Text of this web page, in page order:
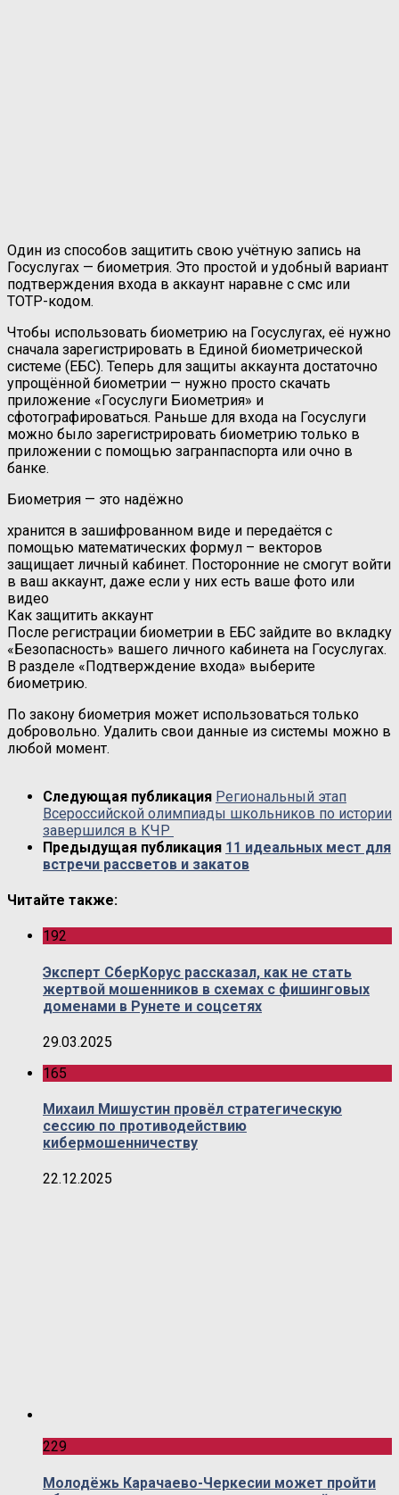
Один из способов защитить свою учётную запись на
Госуслугах — биометрия. Это простой и удобный вариант
подтверждения входа в аккаунт наравне с смс или
TOTP-кодом.
Чтобы использовать биометрию на Госуслугах, её нужно
сначала зарегистрировать в Единой биометрической
системе (ЕБС). Теперь для защиты аккаунта достаточно
упрощённой биометрии — нужно просто скачать
приложение «Госуслуги Биометрия» и
сфотографироваться. Раньше для входа на Госуслуги
можно было зарегистрировать биометрию только в
приложении с помощью загранпаспорта или очно в
банке.
Биометрия — это надёжно
хранится в зашифрованном виде и передаётся с
помощью математических формул – векторов
защищает личный кабинет. Посторонние не смогут войти
в ваш аккаунт, даже если у них есть ваше фото или
видео
Как защитить аккаунт
После регистрации биометрии в ЕБС зайдите во вкладку
«Безопасность» вашего личного кабинета на Госуслугах.
В разделе «Подтверждение входа» выберите
биометрию.
По закону биометрия может использоваться только
добровольно. Удалить свои данные из системы можно в
любой момент.
Следующая публикация Региональный этап
Всероссийской олимпиады школьников по истории
завершился в КЧР
Предыдущая публикация 11 идеальных мест для
встречи рассветов и закатов
Читайте также:
192
Эксперт СберКорус рассказал, как не стать
жертвой мошенников в схемах с фишинговых
доменами в Рунете и соцсетях
29.03.2025
165
Михаил Мишустин провёл стратегическую
сессию по противодействию
кибермошенничеству
22.12.2025
229
Молодёжь Карачаево-Черкесии может пройти